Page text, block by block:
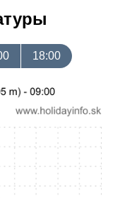
18:00